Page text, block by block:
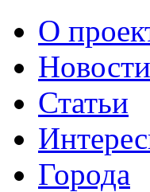
О
Статьи
Города